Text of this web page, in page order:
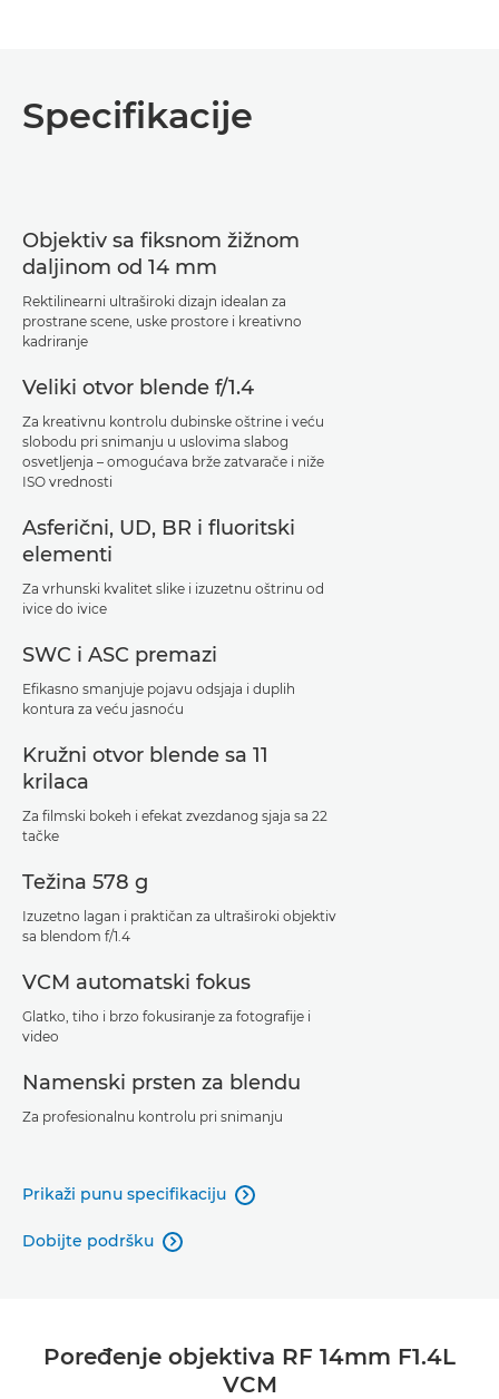
Specifikacije
Objektiv sa fiksnom žižnom
daljinom od 14 mm
Rektilinearni ultraširoki dizajn idealan za
prostrane scene, uske prostore i kreativno
kadriranje
Veliki otvor blende f/1.4
Za kreativnu kontrolu dubinske oštrine i veću
slobodu pri snimanju u uslovima slabog
osvetljenja – omogućava brže zatvarače i niže
ISO vrednosti
Asferični, UD, BR i fluoritski
elementi
Za vrhunski kvalitet slike i izuzetnu oštrinu od
ivice do ivice
SWC i ASC premazi
Efikasno smanjuje pojavu odsjaja i duplih
kontura za veću jasnoću
Kružni otvor blende sa 11
krilaca
Za filmski bokeh i efekat zvezdanog sjaja sa 22
tačke
Težina 578 g
Izuzetno lagan i praktičan za ultraširoki objektiv
sa blendom f/1.4
VCM automatski fokus
Glatko, tiho i brzo fokusiranje za fotografije i
video
Namenski prsten za blendu
Za profesionalnu kontrolu pri snimanju
Prikaži punu specifikaciju 
Dobijte podršku 
Poređenje objektiva RF 14mm F1.4L
VCM